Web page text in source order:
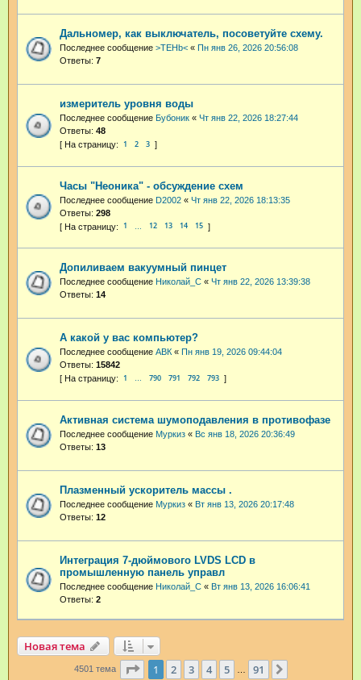
Дальномер, как выключатель, посоветуйте схему.
Последнее сообщение >TEHb< « Пн янв 26, 2026 20:56:08
Ответы: 7
измеритель уровня воды
Последнее сообщение Бубоник « Чт янв 22, 2026 18:27:44
Ответы: 48
1 2 3
Часы "Неоника" - обсуждение схем
Последнее сообщение D2002 « Чт янв 22, 2026 18:13:35
Ответы: 298
1 12 13 14 15
Допиливаем вакуумный пинцет
Последнее сообщение Николай_С « Чт янв 22, 2026 13:39:38
Ответы: 14
А какой у вас компьютер?
Последнее сообщение АВК « Пн янв 19, 2026 09:44:04
Ответы: 15842
1 … 790 791 792 793
Активная система шумоподавления в противофазе
Последнее сообщение Муркиз « Вс янв 18, 2026 20:36:49
Ответы: 13
Плазменный ускоритель массы .
Последнее сообщение Муркиз « Вт янв 13, 2026 20:17:48
Ответы: 12
Интеграция 7-дюймового LVDS LCD в
промышленную панель управл
Последнее сообщение Николай_С « Вт янв 13, 2026 16:06:41
Ответы: 2
Новая тема
4501 тема Страница из 91
1 2 3 4 5 91